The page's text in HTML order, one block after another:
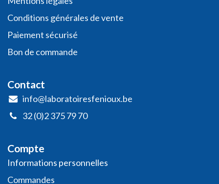
Conditio​ns général​es de vente
Paiement sécurisé
Bon de commande
Contact
info@laboratoiresfenioux.be
32 (0)2 375 79 70
Compte
Informations personnelles
​Commandes